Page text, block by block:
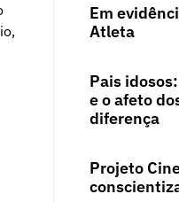
Em
Atleta
Pais
e o afeto
diferença
Projeto